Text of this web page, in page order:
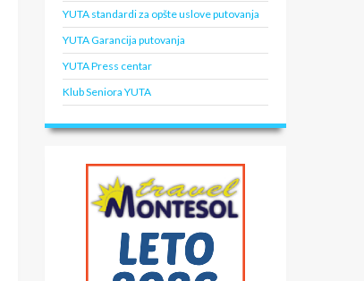
YUTA standardi za opšte uslove putovanja
YUTA Garancija putovanja
YUTA Press centar
Klub Seniora YUTA